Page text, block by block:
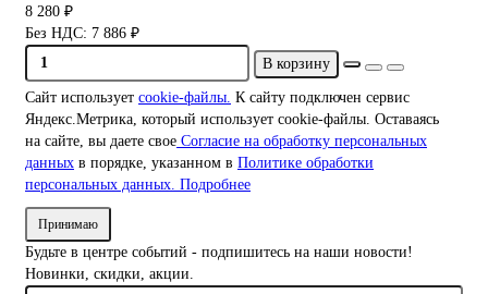
8 280 ₽
Без НДС: 7 886 ₽
В корзину
Сайт использует cookie-файлы. К cайту подключен сервис
Яндекс.Метрика, который использует cookie-файлы. Оставаясь
на сайте, вы даете свое Согласие на обработку персональных
данных в порядке, указанном в Политике обработки
персональных данных. Подробнее
Принимаю
Будьте в центре событий - подпишитесь на наши новости!
Новинки, скидки, акции.